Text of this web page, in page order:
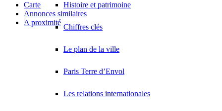
Histoire et patrimoine
Chiffres clés
Le plan de la ville
Paris Terre d’Envol
Les relations internationales
Carte
Annonces similaires
A proximité